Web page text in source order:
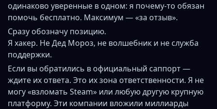
одинаково уверенные в одном: я почему-то обязан
помочь бесплатно. Максимум — «за отзыв».
Сразу обозначу позицию.
Я хакер. Не Дед Мороз, не волшебник и не служба
поддержки.
Если вы обратились в официальный саппорт —
ждите их ответа. Это их зона ответственности. Я не
могу «взломать Steam» или любую другую крупную
платформу. Эти компании вложили миллиарды